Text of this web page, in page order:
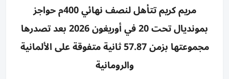
مريم كريم تتأهل لنصف نهائي 400م حواجز
بمونديال تحت 20 في أوريغون 2026 بعد تصدرها
مجموعتها بزمن 57.87 ثانية متفوقة على الألمانية
والرومانية